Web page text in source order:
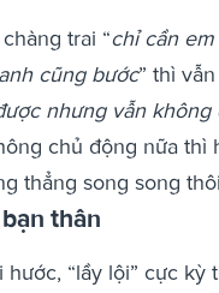
trai “chỉ cần
cũng bước” thì
nhưng vẫn không
chủ động nữa thì
thẳng song song
thân
hước, “lầy lội” cực kỳ